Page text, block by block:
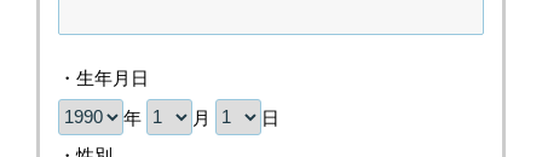
・生年月日
年
月
日